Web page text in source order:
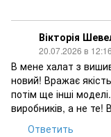
Вікторія
20.07.2026 в 12:16
В мене халат з
новий! Вражає
потім ще інші
виробників, а не те!
Ответить